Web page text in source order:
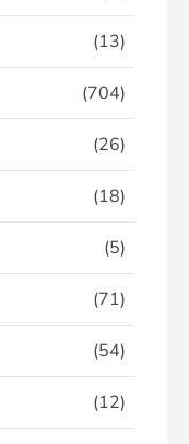
(13)
(704)
(26)
(18)
(5)
(71)
(54)
(12)